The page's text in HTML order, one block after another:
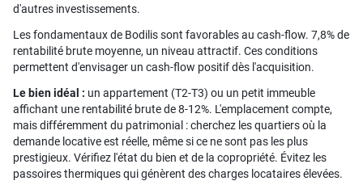
d'autres investissements.
Les fondamentaux de Bodilis sont favorables au cash-flow. 7,8% de
rentabilité brute moyenne, un niveau attractif. Ces conditions
permettent d'envisager un cash-flow positif dès l'acquisition.
Le bien idéal : un appartement (T2-T3) ou un petit immeuble
affichant une rentabilité brute de 8-12%. L'emplacement compte,
mais différemment du patrimonial : cherchez les quartiers où la
demande locative est réelle, même si ce ne sont pas les plus
prestigieux. Vérifiez l'état du bien et de la copropriété. Évitez les
passoires thermiques qui génèrent des charges locataires élevées.